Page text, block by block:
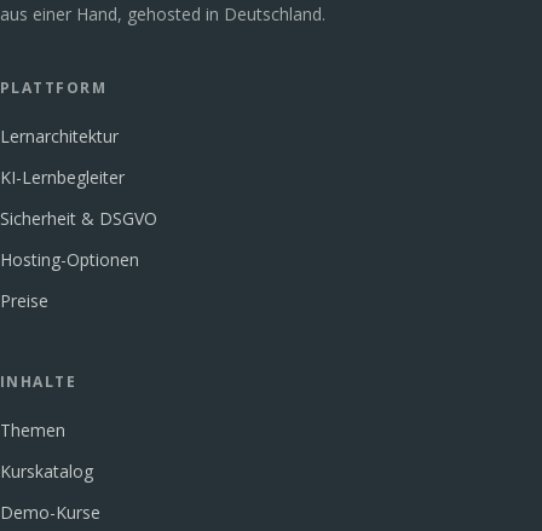
aus einer Hand, gehosted in Deutschland.
PLATTFORM
Lernarchitektur
KI-Lernbegleiter
Sicherheit & DSGVO
Hosting-Optionen
Preise
INHALTE
Themen
Kurskatalog
Demo-Kurse